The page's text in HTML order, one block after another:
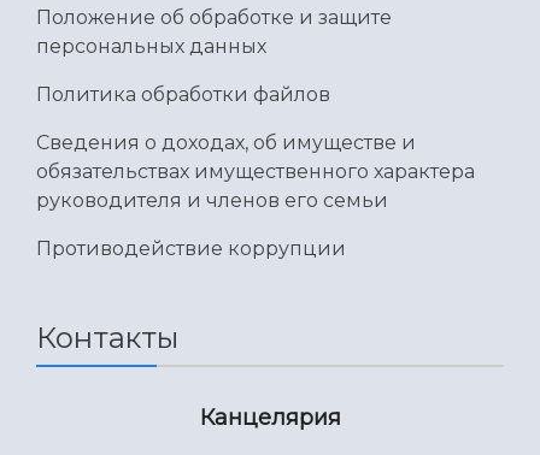
Положение об обработке и защите
персональных данных
Политика обработки файлов
Сведения о доходах, об имуществе и
обязательствах имущественного характера
руководителя и членов его семьи
Противодействие коррупции
Контакты
Канцелярия